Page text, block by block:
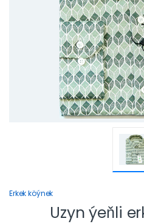
Erkek köýnek
Uzyn ýeňli